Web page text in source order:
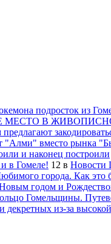
подросток из
МЕСТО В
"Алми" вместо рынка
и наконец построили
в Гомеле! 12 в Новости
города. Как это
годом и
Гомельщины.
из-за